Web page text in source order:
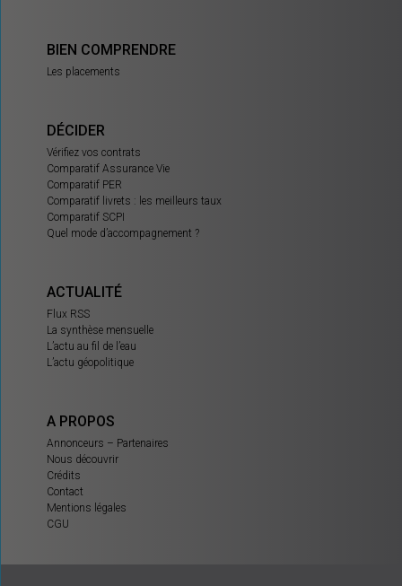
BIEN COMPRENDRE
Les placements
DÉCIDER
Vérifiez vos contrats
Comparatif Assurance Vie
Comparatif PER
Comparatif livrets : les meilleurs taux
Comparatif SCPI
Quel mode d’accompagnement ?
ACTUALITÉ
Flux RSS
La synthèse mensuelle
L’actu au fil de l’eau
L’actu géopolitique
A PROPOS
Annonceurs – Partenaires
Nous découvrir
Crédits
Contact
Mentions légales
CGU